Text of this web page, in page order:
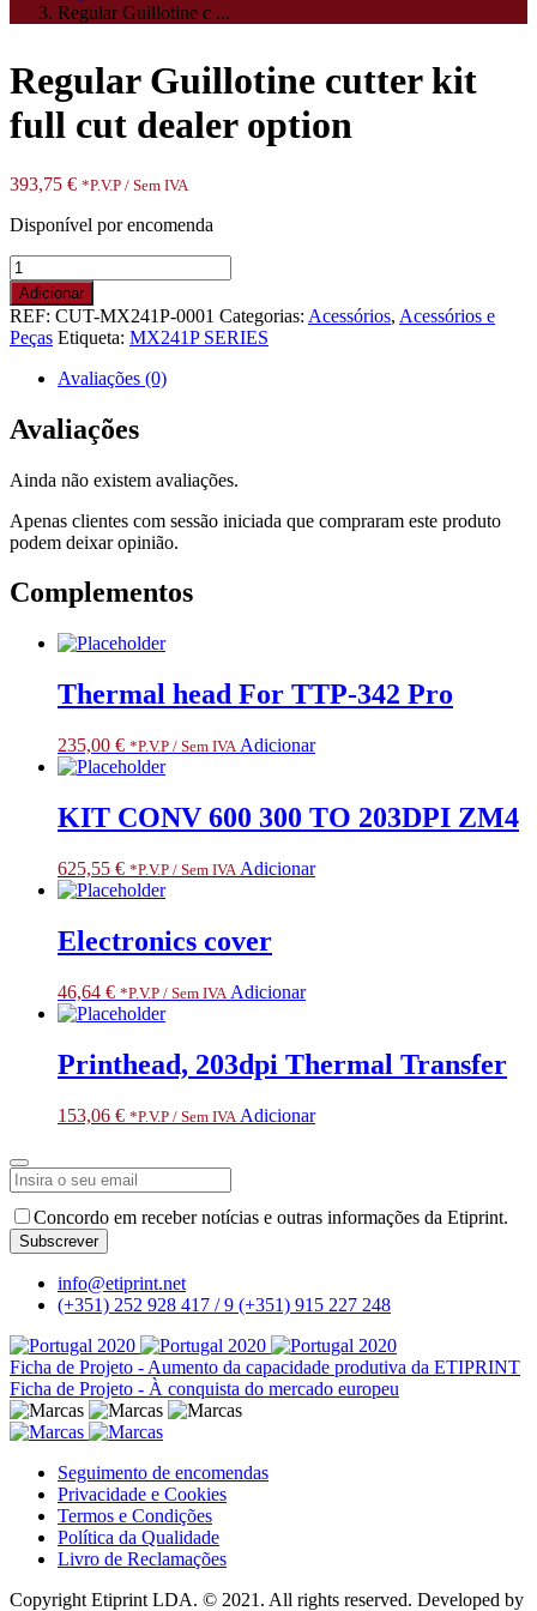
Regular Guillotine c ...
Regular Guillotine cutter kit
full cut dealer option
393,75 € *P.V.P / Sem IVA
Disponível por encomenda
Quantidade
de
Regular
Guillotine
cutter
cut
dealer
Adicionar
REF: CUT-MX241P-0001 Categorias: Acessórios, Acessórios e
Peças Etiqueta: MX241P SERIES
Avaliações (0)
Avaliações
Ainda não existem avaliações.
Apenas clientes com sessão iniciada que compraram este produto
podem deixar opinião.
Complementos
Thermal head For TTP-342 Pro
235,00 € *P.V.P / Sem IVA Adicionar
KIT CONV 600 300 TO 203DPI ZM4
625,55 € *P.V.P / Sem IVA Adicionar
Electronics cover
46,64 € *P.V.P / Sem IVA Adicionar
Printhead, 203dpi Thermal Transfer
153,06 € *P.V.P / Sem IVA Adicionar
Concordo em receber notícias e outras informações da Etiprint.
Subscrever
Website*
info@etiprint.net
(+351) 252 928 417 / 9 (+351) 915 227 248
Ficha de Projeto - Aumento da capacidade produtiva da ETIPRINT
Ficha de Projeto - À conquista do mercado europeu
Seguimento de encomendas
Privacidade e Cookies
Termos e Condições
Política da Qualidade
Livro de Reclamações
Copyright Etiprint LDA. © 2021. All rights reserved. Developed by